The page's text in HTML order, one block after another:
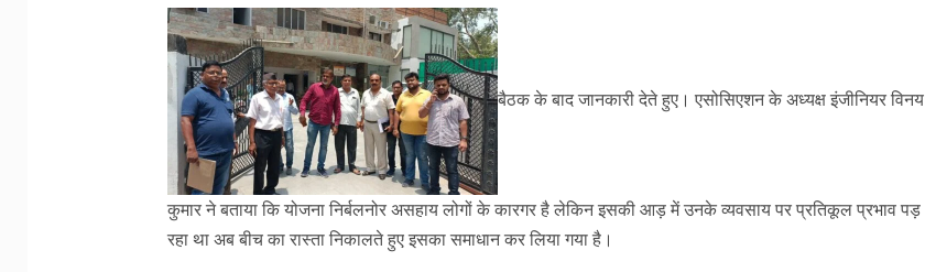
बैठक के बाद जानकारी देते हुए। एसोसिएशन के अध्यक्ष इंजीनियर विनय
कुमार ने बताया कि योजना निर्बलनोर असहाय लोगों के कारगर है लेकिन इसकी आड़ में उनके व्यवसाय पर प्रतिकूल प्रभाव पड़
रहा था अब बीच का रास्ता निकालते हुए इसका समाधान कर लिया गया है।